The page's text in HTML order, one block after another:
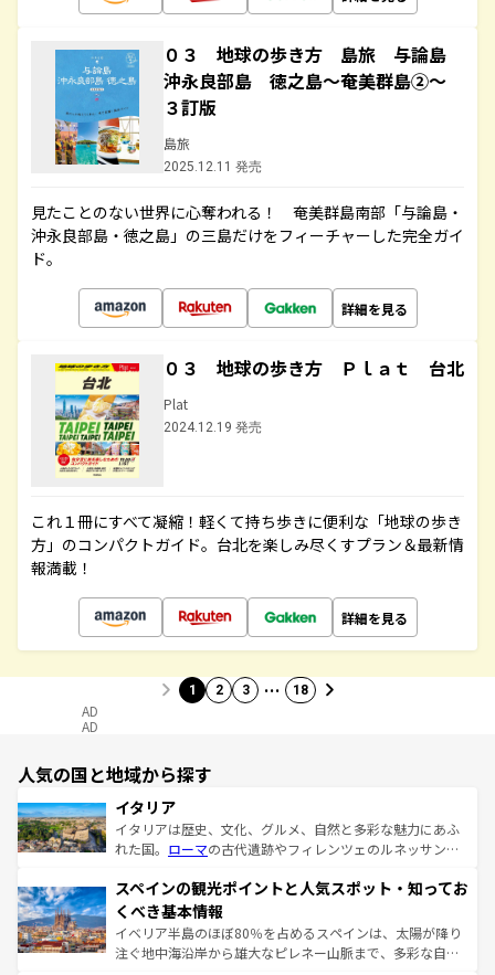
０３ 地球の歩き方 島旅 与論島
沖永良部島 徳之島～奄美群島②～
３訂版
島旅
2025.12.11 発売
見たことのない世界に心奪われる！ 奄美群島南部「与論島・
沖永良部島・徳之島」の三島だけをフィーチャーした完全ガイ
ド。
詳細を見る
０３ 地球の歩き方 Ｐｌａｔ 台北
Plat
2024.12.19 発売
これ１冊にすべて凝縮！軽くて持ち歩きに便利な「地球の歩き
方」のコンパクトガイド。台北を楽しみ尽くすプラン＆最新情
報満載！
詳細を見る
1 2 3 … 18
AD
AD
人気の国と地域から探す
イタリア
イタリアは歴史、文化、グルメ、自然と多彩な魅力にあふ
れた国。 ローマの古代遺跡やフィレンツェのルネッサンス
ろん、トスカーナの美しい田園風景やアマルフィ海岸の絶
景など、自然景観も見逃せない。観光の合間には、本場の
ピザやパスタなど、絶品のイタリア料理を堪能することも
できる。朝目覚めてから夜眠るまで、すべての瞬間を楽し
スペインの観光ポイントと人気スポット・知ってお
くべき基本情報
イベリア半島のほぼ80％を占めるスペインは、太陽が降り
注ぐ地中海沿岸から雄大なピレネー山脈まで、多彩な自然